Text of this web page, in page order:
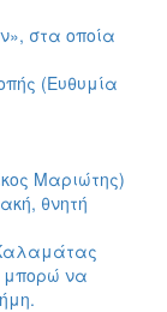
στα οποία
(Ευθυμία
Μαριώτης)
θνητή
μπορώ να